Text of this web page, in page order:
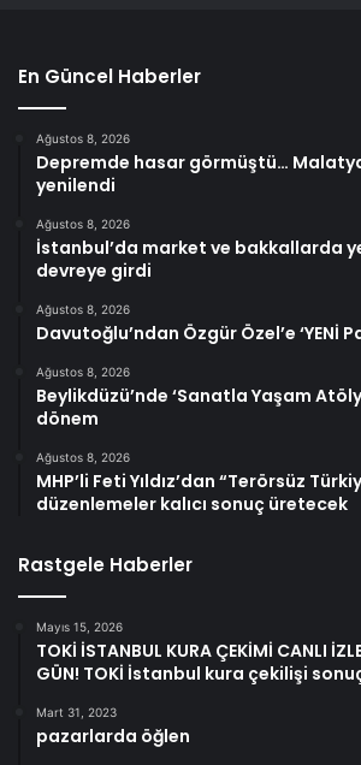
En Güncel Haberler
Ağustos 8, 2026
Depremde hasar görmüştü…
yenilendi
Ağustos 8, 2026
İstanbul’da market ve bakkallarda
devreye girdi
Ağustos 8, 2026
Davutoğlu’ndan Özgür Özel’e ‘YENİ
Ağustos 8, 2026
Beylikdüzü’nde ‘Sanatla Yaşam
dönem
Ağustos 8, 2026
MHP’li Feti Yıldız’dan “Terörsüz
düzenlemeler kalıcı sonuç üretecek
Rastgele Haberler
Mayıs 15, 2026
TOKİ İSTANBUL KURA ÇEKİMİ CANLI
GÜN! TOKİ İstanbul kura çekilişi
Mart 31, 2023
pazarlarda öğlen